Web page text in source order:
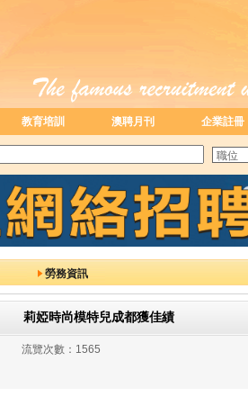
教育培訓 澳聘月刊 企業註冊
勞務資訊
莉婭時尚模特兒成都獲佳績
流覽次數： 1565